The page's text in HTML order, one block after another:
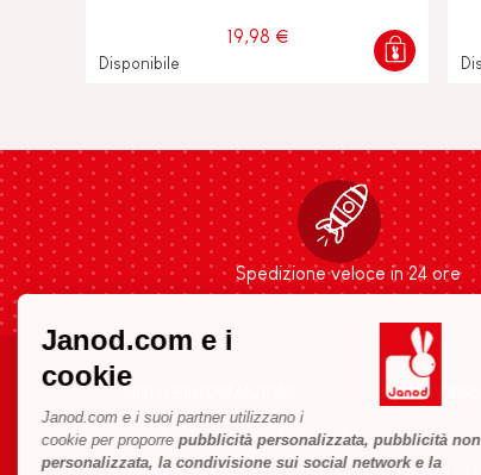
Janod.com e i
cookie
Janod.com e i suoi partner utilizzano i
cookie per proporrepubblicità personalizzata, pubblicità non
personalizzata, la condivisione sui social network e la
19,98 €
Disponibile
Spedizione veloce in 24 ore
Condizioni Generali Di Vendita
Domande Frequenti
Storia
Le nostre